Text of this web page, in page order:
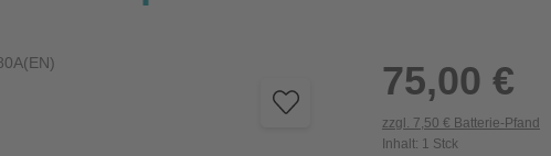
75,00 €
zzgl. 7,50 € Batterie-Pfand
Inhalt: 1 Stck